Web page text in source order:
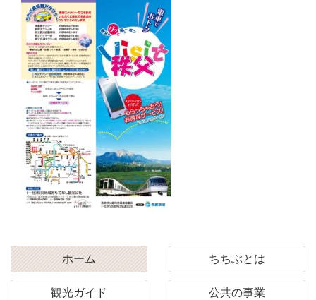
ホーム ちちぶとは
観光ガイド 公共の事業